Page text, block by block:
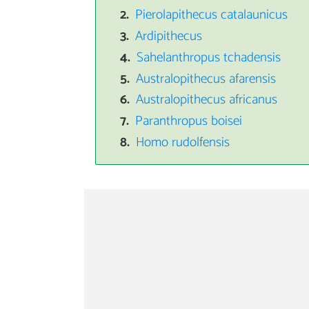
Pierolapithecus catalaunicus
Ardipithecus
Sahelanthropus tchadensis
Australopithecus afarensis
Australopithecus africanus
Paranthropus boisei
Homo rudolfensis